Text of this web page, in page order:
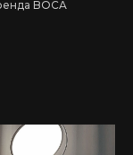
BOCA